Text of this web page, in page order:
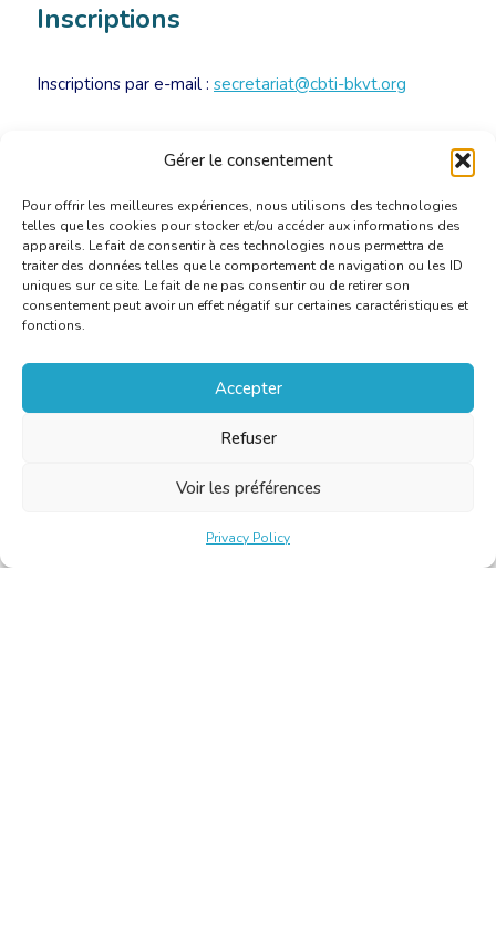
Gérer le consentement
Pour offrir les meilleures expériences, nous utilisons des technologies
telles que les cookies pour stocker et/ou accéder aux informations des
appareils. Le fait de consentir à ces technologies nous permettra de
traiter des données telles que le comportement de navigation ou les ID
uniques sur ce site. Le fait de ne pas consentir ou de retirer son
consentement peut avoir un effet négatif sur certaines caractéristiques et
fonctions.
Accepter
Refuser
Voir les préférences
Privacy Policy
Inscriptions
Inscriptions par e-mail : secretariat@cbti-bkvt.org
• Externes : 85 €/personne